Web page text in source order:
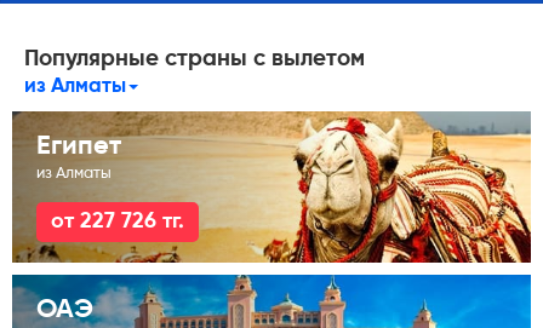
Популярные страны с вылетом
из Алматы
Египет
из Алматы
от 227 726 тг.
ОАЭ